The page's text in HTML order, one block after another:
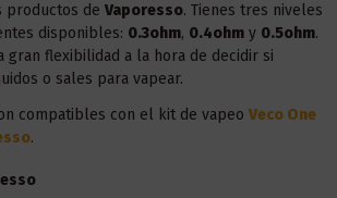
productos de Vaporesso. Tienes tres niveles
disponibles: 0.3ohm, 0.4ohmy 0.5ohm.
gran flexibilidad a la hora de decidir si
o sales para vapear.
compatibles con el kit de vapeo Veco One
.